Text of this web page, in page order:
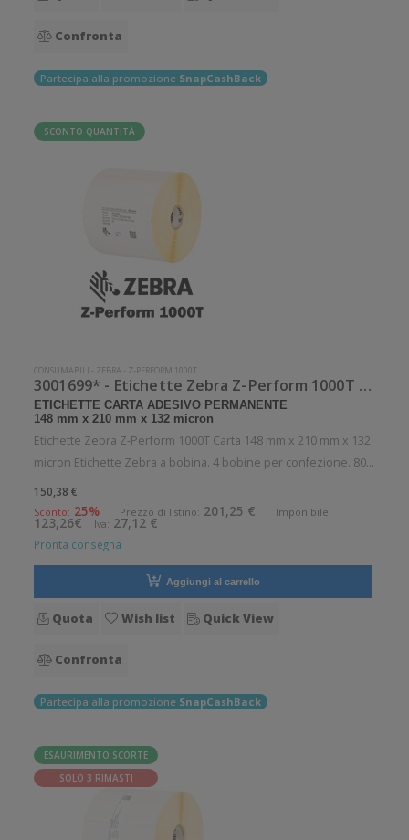
Confronta
Partecipa alla promozione SnapCashBack
SCONTO QUANTITÀ
CONSUMABILI - ZEBRA - Z-PERFORM 1000T
3001699* - Etichette Zebra Z-Perform 1000T Carta
ETICHETTE CARTA ADESIVO PERMANENTE
148 mm x 210 mm x 132 micron
Etichette Zebra Z-Perform 1000T Carta 148 mm x 210 mm x 132
micron Etichette Zebra a bobina. 4 bobine per confezione. 800
etichette per bobina. Etichette in carta con adesivo
permanente. Diametro interno: 76 mm. Diametro esterno: 200
mm. Tipo: Supp
150,38 €
Sconto: 25% Prezzo di listino: 201,25 € Imponibile:
123,26€ Iva: 27,12 €
Pronta consegna
Aggiungi al carrello
Quota Wish list Quick View
Confronta
Partecipa alla promozione SnapCashBack
ESAURIMENTO SCORTE
SOLO 3 RIMASTI